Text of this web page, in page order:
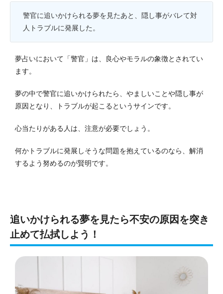
警官に追いかけられる夢を見たあと、隠し事がバレて対
人トラブルに発展した。
夢占いにおいて「警官」は、良心やモラルの象徴とされてい
ます。
夢の中で警官に追いかけられたら、やましいことや隠し事が
原因となり、トラブルが起こるというサインです。
心当たりがある人は、注意が必要でしょう。
何かトラブルに発展しそうな問題を抱えているのなら、解消
するよう努めるのが賢明です。
追いかけられる夢を見たら不安の原因を突き
止めて払拭しよう！